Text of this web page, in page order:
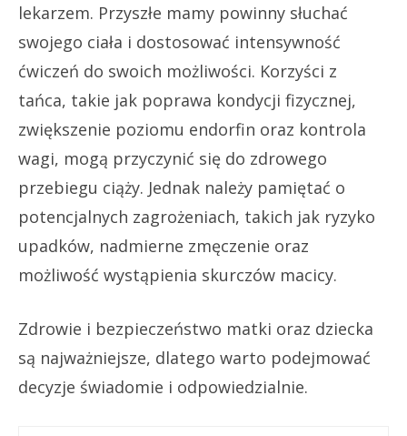
lekarzem. Przyszłe mamy powinny słuchać
swojego ciała i dostosować intensywność
ćwiczeń do swoich możliwości. Korzyści z
tańca, takie jak poprawa kondycji fizycznej,
zwiększenie poziomu endorfin oraz kontrola
wagi, mogą przyczynić się do zdrowego
przebiegu ciąży. Jednak należy pamiętać o
potencjalnych zagrożeniach, takich jak ryzyko
upadków, nadmierne zmęczenie oraz
możliwość wystąpienia skurczów macicy.
Zdrowie i bezpieczeństwo matki oraz dziecka
są najważniejsze, dlatego warto podejmować
decyzje świadomie i odpowiedzialnie.